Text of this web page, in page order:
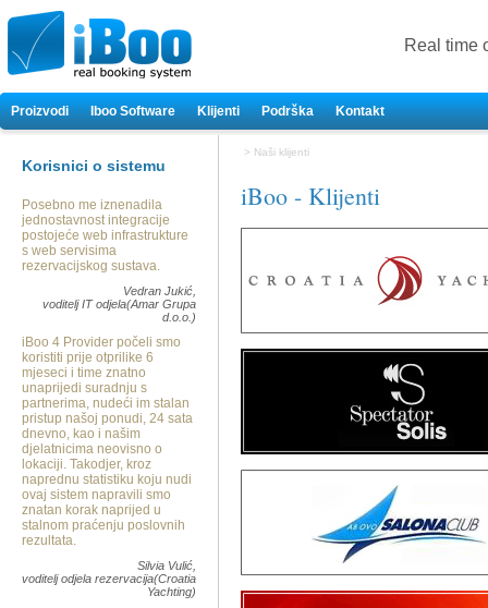
Real time
Proizvodi Iboo Software Klijenti Podrška Kontakt
Korisnici o sistemu
Posebno me iznenadila
jednostavnost integracije
postojeće web infrastrukture
s web servisima
rezervacijskog sustava.
Vedran Jukić,
voditelj IT odjela(Amar Grupa
d.o.o.)
iBoo 4 Provider počeli smo
koristiti prije otprilike 6
mjeseci i time znatno
unaprijedi suradnju s
partnerima, nudeći im stalan
pristup našoj ponudi, 24 sata
dnevno, kao i našim
djelatnicima neovisno o
lokaciji. Takodjer, kroz
naprednu statistiku koju nudi
ovaj sistem napravili smo
znatan korak naprijed u
stalnom praćenju poslovnih
rezultata.
Silvia Vulić,
voditelj odjela rezervacija(Croatia
Yachting)
> Naši klijenti
iBoo - Klijenti